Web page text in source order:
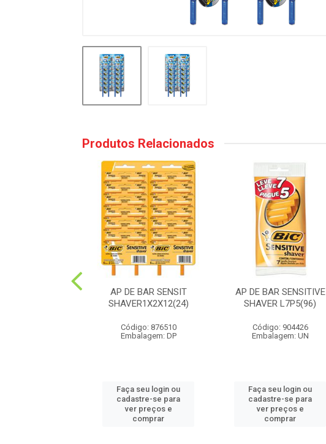
Produtos Relacionados
AP DE BAR SENSIT
SHAVER1X2X12(24)
Código: 876510
Embalagem: DP
Faça seu login ou
cadastre-se para
ver preços e
comprar
AP DE BAR SENSITIVE
SHAVER L7P5(96)
Código: 904426
Embalagem: UN
Faça seu login ou
cadastre-se para
ver preços e
comprar